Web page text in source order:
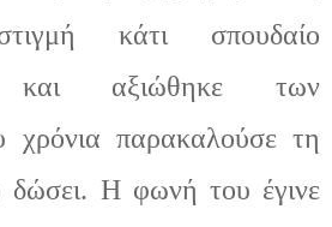
κάτι σπουδαίο
και αξιώθηκε των
χρόνια παρακαλούσε τη
δώσει. Η φωνή του έγινε